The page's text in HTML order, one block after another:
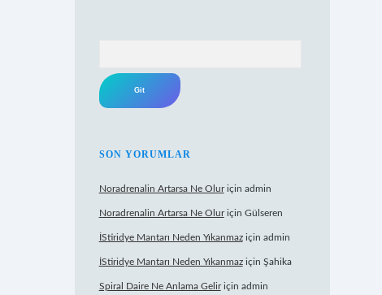
SON YORUMLAR
Noradrenalin Artarsa Ne Oluriçin admin
Noradrenalin Artarsa Ne Oluriçin Gülseren
İStiridye Mantarı Neden Yıkanmaziçin admin
İStiridye Mantarı Neden Yıkanmaziçin Şahika
Spiral Daire Ne Anlama Geliriçin admin